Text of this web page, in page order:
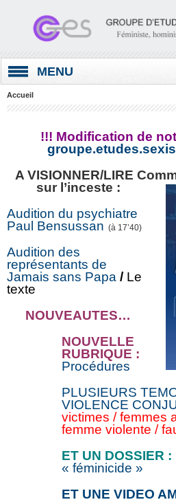
MENU
Accueil
!!! Modification de
A VISIONNER/LIRE
sur l’inceste :
Audition du psychiatre
Paul Bensussan (à 17’40)
Audition des
représentants de
Jamais sans Papa / Le
texte
NOUVEAUTES…
NOUVELLE
RUBRIQUE :
Procédures
PLUSIEURS
VIOLENCE
victimes / femmes
femme violente /
ET UN DOSSIER :
« féminicide »
ET UNE VIDEO